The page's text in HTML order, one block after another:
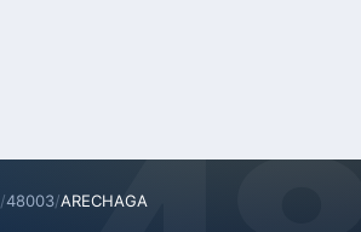
/48003/ARECHAGA